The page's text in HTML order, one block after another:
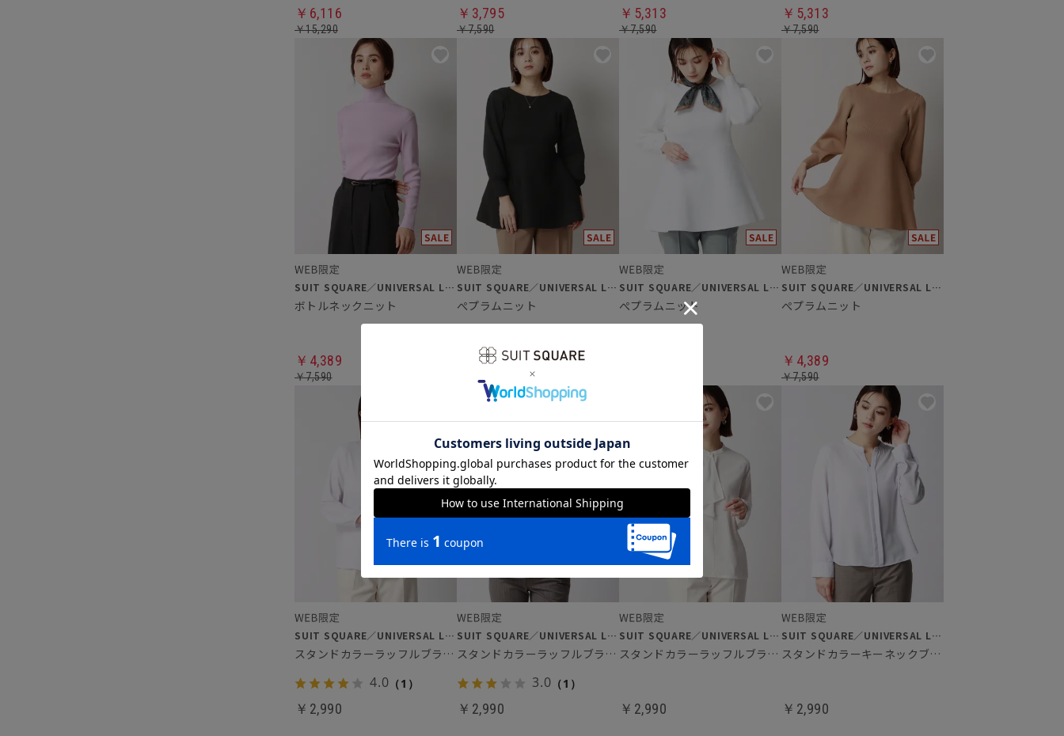
￥6,116
￥15,290
￥3,795
￥7,590
￥5,313
￥7,590
￥5,313
￥7,590
SUIT SQUARE／UNIVERSAL LANGUAGE／WHITE
ボトルネックニット
￥4,389
￥7,590
SUIT SQUARE／UNIVERSAL LANGUAGE／WHITE
ぺプラムニット
￥4,389
￥7,590
SUIT SQUARE／UNIVERSAL LANGUAGE／WHITE
ぺプラムニット
SUIT SQUARE／UNIVERSAL LANGUAGE／WHITE
ぺプラムニット
￥4,389
￥7,590
SUIT SQUARE／UNIVERSAL LANGUAGE／WHITE
スタンドカラーラッフルブラウス
4.0 （1）
￥2,990
SUIT SQUARE／UNIVERSAL LANGUAGE／WHITE
スタンドカラーラッフルブラウス
3.0 （1）
￥2,990
SUIT SQUARE／UNIVERSAL LANGUAGE／WHITE
スタンドカラーラッフルブラウス
￥2,990
SUIT SQUARE／UNIVERSAL LANGUAGE／WHITE
スタンドカラーキーネックブラウス
￥2,990